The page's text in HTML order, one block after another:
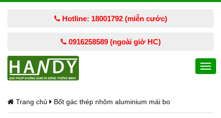
Hotline: 18001792 (miễn cước)
0916258589 (ngoài giờ HC)
Trang chủ Bốt gác thép nhôm aluminium mái bo